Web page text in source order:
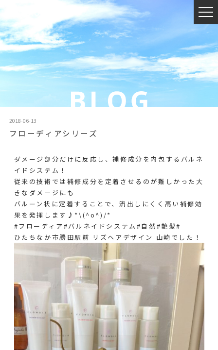
2018-06-13
フローディアシリーズ
ダメージ部分だけに反応し、補修成分を内包するバルネ
イドシステム！
従来の技術では補修成分を定着させるのが難しかった大
きなダメージにも
バルーン状に定着することで、流出しにくく高い補修効
果を発揮します♪*\(^o^)/*
#フローディア#バルネイドシステム#自然#艶髪#
ひたちなか市勝田駅前 リズヘアデザイン 山崎でした！